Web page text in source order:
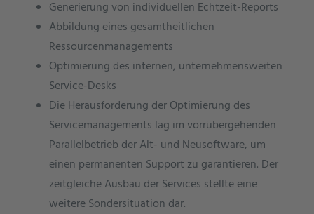
Generierung von individuellen Echtzeit-Reports
Abbildung eines gesamtheitlichen
Ressourcenmanagements
Optimierung des internen, unternehmensweiten
Service-Desks
Die Herausforderung der Optimierung des
Servicemanagements lag im vorrübergehenden
Parallelbetrieb der Alt- und Neusoftware, um
einen permanenten Support zu garantieren. Der
zeitgleiche Ausbau der Services stellte eine
weitere Sondersituation dar.